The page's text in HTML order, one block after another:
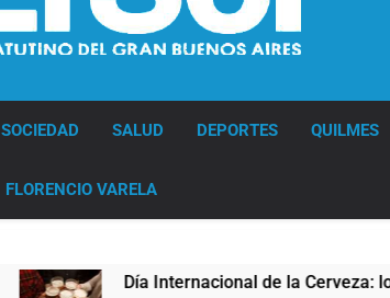
SOCIEDAD SALUD DEPORTES QUILMES
FLORENCIO VARELA
Día Internacional de la Cerveza: los